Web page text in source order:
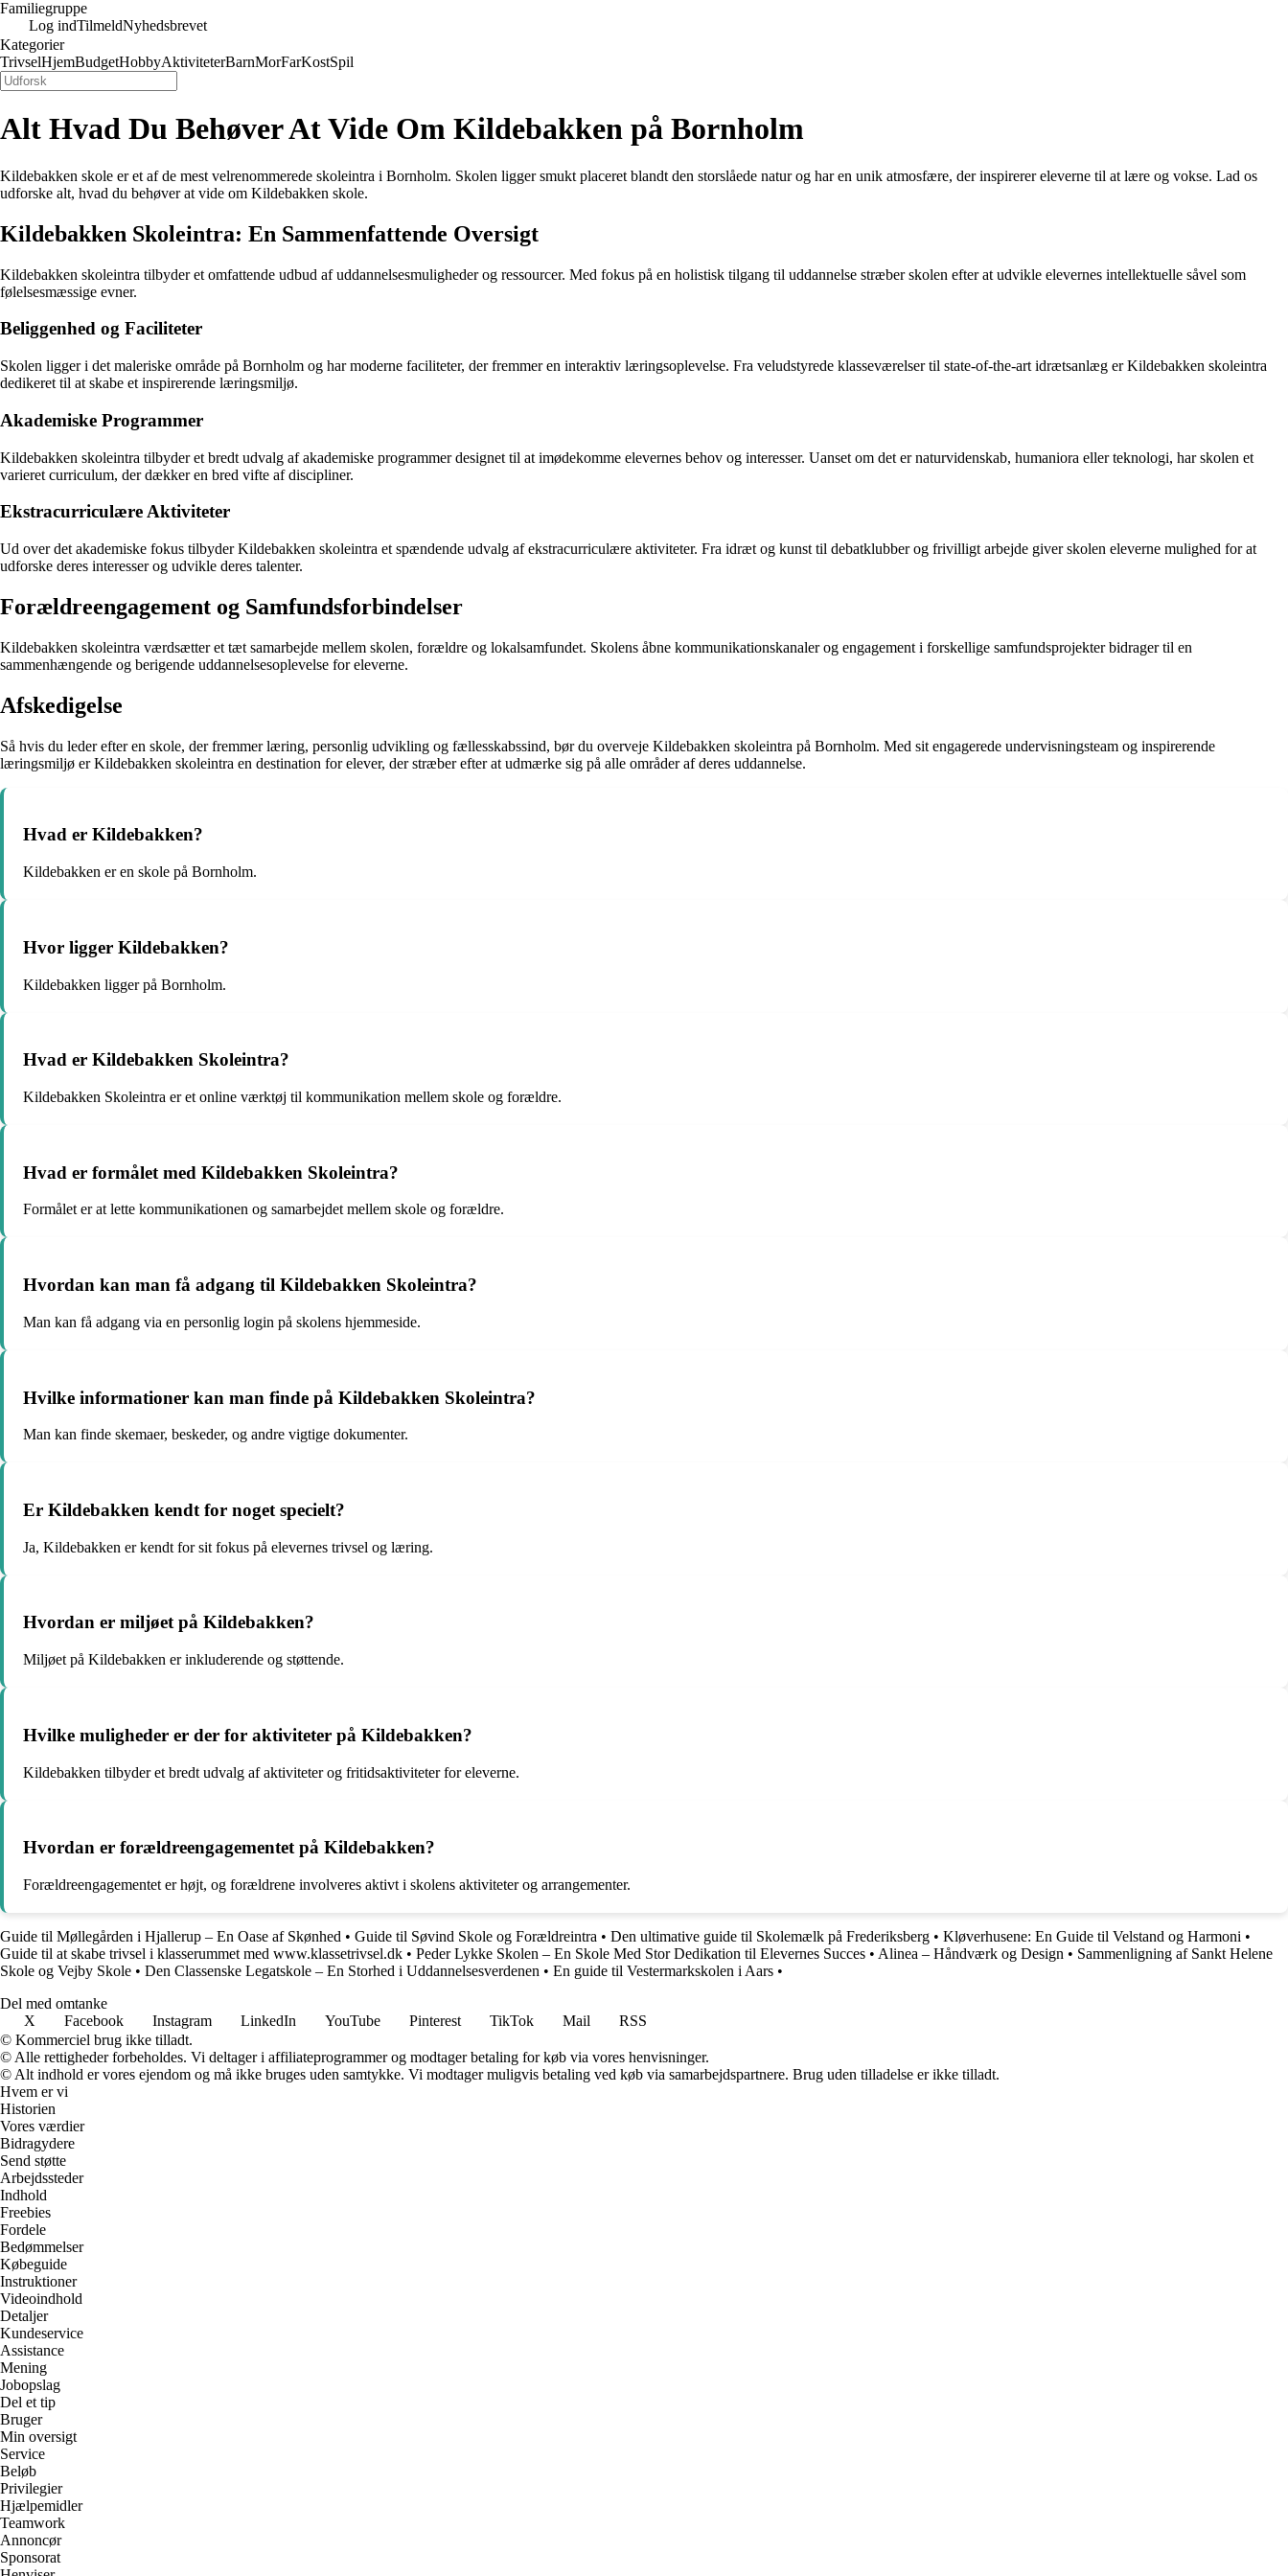
Familiegruppe
Log indTilmeldNyhedsbrevet
Kategorier
TrivselHjemBudgetHobbyAktiviteterBarnMorFarKostSpil
Alt Hvad Du Behøver At Vide Om Kildebakken på Bornholm
Kildebakken skole er et af de mest velrenommerede skoleintra i Bornholm. Skolen ligger smukt placeret blandt den storslåede natur og har en unik atmosfære, der inspirerer eleverne til at lære og vokse. Lad os
udforske alt, hvad du behøver at vide om Kildebakken skole.
Kildebakken Skoleintra: En Sammenfattende Oversigt
Kildebakken skoleintra tilbyder et omfattende udbud af uddannelsesmuligheder og ressourcer. Med fokus på en holistisk tilgang til uddannelse stræber skolen efter at udvikle elevernes intellektuelle såvel som
følelsesmæssige evner.
Beliggenhed og Faciliteter
Skolen ligger i det maleriske område på Bornholm og har moderne faciliteter, der fremmer en interaktiv læringsoplevelse. Fra veludstyrede klasseværelser til state-of-the-art idrætsanlæg er Kildebakken skoleintra
dedikeret til at skabe et inspirerende læringsmiljø.
Akademiske Programmer
Kildebakken skoleintra tilbyder et bredt udvalg af akademiske programmer designet til at imødekomme elevernes behov og interesser. Uanset om det er naturvidenskab, humaniora eller teknologi, har skolen et
varieret curriculum, der dækker en bred vifte af discipliner.
Ekstracurriculære Aktiviteter
Ud over det akademiske fokus tilbyder Kildebakken skoleintra et spændende udvalg af ekstracurriculære aktiviteter. Fra idræt og kunst til debatklubber og frivilligt arbejde giver skolen eleverne mulighed for at
udforske deres interesser og udvikle deres talenter.
Forældreengagement og Samfundsforbindelser
Kildebakken skoleintra værdsætter et tæt samarbejde mellem skolen, forældre og lokalsamfundet. Skolens åbne kommunikationskanaler og engagement i forskellige samfundsprojekter bidrager til en
sammenhængende og berigende uddannelsesoplevelse for eleverne.
Afskedigelse
Så hvis du leder efter en skole, der fremmer læring, personlig udvikling og fællesskabssind, bør du overveje Kildebakken skoleintra på Bornholm. Med sit engagerede undervisningsteam og inspirerende
læringsmiljø er Kildebakken skoleintra en destination for elever, der stræber efter at udmærke sig på alle områder af deres uddannelse.
Hvad er Kildebakken?
Kildebakken er en skole på Bornholm.
Hvor ligger Kildebakken?
Kildebakken ligger på Bornholm.
Hvad er Kildebakken Skoleintra?
Kildebakken Skoleintra er et online værktøj til kommunikation mellem skole og forældre.
Hvad er formålet med Kildebakken Skoleintra?
Formålet er at lette kommunikationen og samarbejdet mellem skole og forældre.
Hvordan kan man få adgang til Kildebakken Skoleintra?
Man kan få adgang via en personlig login på skolens hjemmeside.
Hvilke informationer kan man finde på Kildebakken Skoleintra?
Man kan finde skemaer, beskeder, og andre vigtige dokumenter.
Er Kildebakken kendt for noget specielt?
Ja, Kildebakken er kendt for sit fokus på elevernes trivsel og læring.
Hvordan er miljøet på Kildebakken?
Miljøet på Kildebakken er inkluderende og støttende.
Hvilke muligheder er der for aktiviteter på Kildebakken?
Kildebakken tilbyder et bredt udvalg af aktiviteter og fritidsaktiviteter for eleverne.
Hvordan er forældreengagementet på Kildebakken?
Forældreengagementet er højt, og forældrene involveres aktivt i skolens aktiviteter og arrangementer.
Guide til Møllegården i Hjallerup – En Oase af Skønhed • Guide til Søvind Skole og Forældreintra • Den ultimative guide til Skolemælk på Frederiksberg • Kløverhusene: En Guide til Velstand og Harmoni •
Guide til at skabe trivsel i klasserummet med www.klassetrivsel.dk • Peder Lykke Skolen – En Skole Med Stor Dedikation til Elevernes Succes • Alinea – Håndværk og Design • Sammenligning af Sankt Helene
Skole og Vejby Skole • Den Classenske Legatskole – En Storhed i Uddannelsesverdenen • En guide til Vestermarkskolen i Aars •
Del med omtanke
X
Facebook Instagram LinkedIn YouTube Pinterest TikTok Mail
RSS
© Kommerciel brug ikke tilladt.
© Alle rettigheder forbeholdes. Vi deltager i affiliateprogrammer og modtager betaling for køb via vores henvisninger.
© Alt indhold er vores ejendom og må ikke bruges uden samtykke. Vi modtager muligvis betaling ved køb via samarbejdspartnere. Brug uden tilladelse er ikke tilladt.
Hvem er vi
Historien
Vores værdier
Bidragydere
Send støtte
Arbejdssteder
Indhold
Freebies
Fordele
Bedømmelser
Købeguide
Instruktioner
Videoindhold
Detaljer
Kundeservice
Assistance
Mening
Jobopslag
Del et tip
Bruger
Min oversigt
Service
Beløb
Privilegier
Hjælpemidler
Teamwork
Annoncør
Sponsorat